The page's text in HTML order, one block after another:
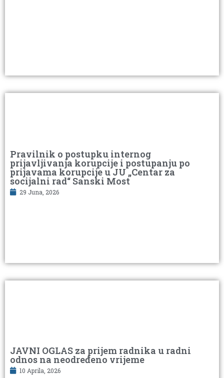
Pravilnik o postupku internog
prijavljivanja korupcije i postupanju po
prijavama korupcije u JU „Centar za
socijalni rad“ Sanski Most
29 Juna, 2026
JAVNI OGLAS za prijem radnika u radni
odnos na neodređeno vrijeme
10 Aprila, 2026